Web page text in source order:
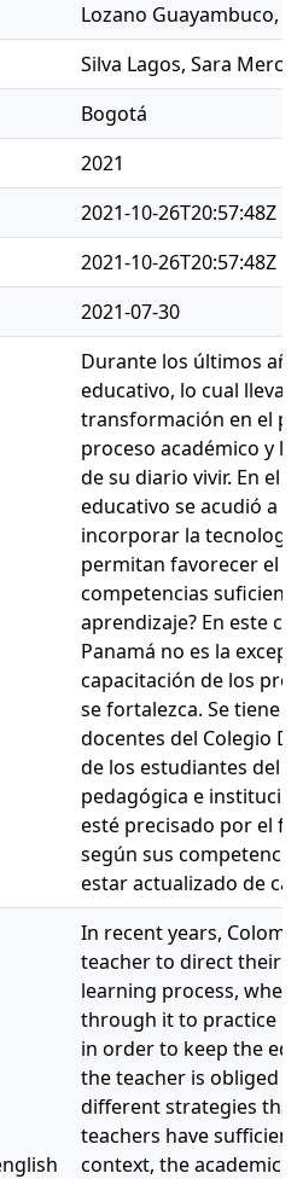
Lozano Guayambuco,
Silva Lagos, Sara
Bogotá
2021
2021-10-26T20:57:48Z
2021-10-26T20:57:48Z
2021-07-30
Durante los últimos
educativo, lo cual lleva
transformación en el
proceso académico y
de su diario vivir. En
educativo se acudió a
incorporar la
permitan favorecer el
competencias
aprendizaje? En este
Panamá no es la
capacitación de los
se fortalezca. Se tiene
docentes del Colegio
de los estudiantes del
pedagógica e
esté precisado por el
según sus
estar actualizado de
In recent years,
teacher to direct their
learning process,
through it to practice
in order to keep the
the teacher is obliged
different strategies
teachers have
context, the academic